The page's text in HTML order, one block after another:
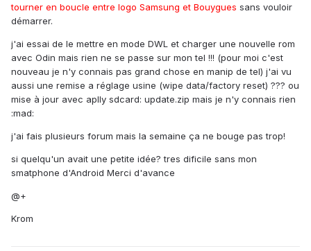
tourner en boucle entre logo Samsung et Bouygues sans vouloir
démarrer.
j'ai essai de le mettre en mode DWL et charger une nouvelle rom
avec Odin mais rien ne se passe sur mon tel !!! (pour moi c'est
nouveau je n'y connais pas grand chose en manip de tel) j'ai vu
aussi une remise a réglage usine (wipe data/factory reset) ??? ou
mise à jour avec aplly sdcard: update.zip mais je n'y connais rien
:mad:
j'ai fais plusieurs forum mais la semaine ça ne bouge pas trop!
si quelqu'un avait une petite idée? tres dificile sans mon
smatphone d'Android Merci d'avance
@+
Krom